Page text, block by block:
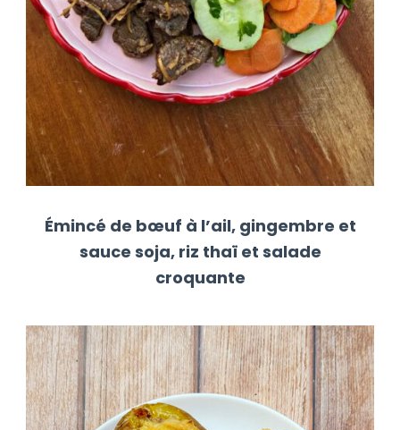
Émincé de bœuf à l’ail, gingembre et
sauce soja, riz thaï et salade
croquante